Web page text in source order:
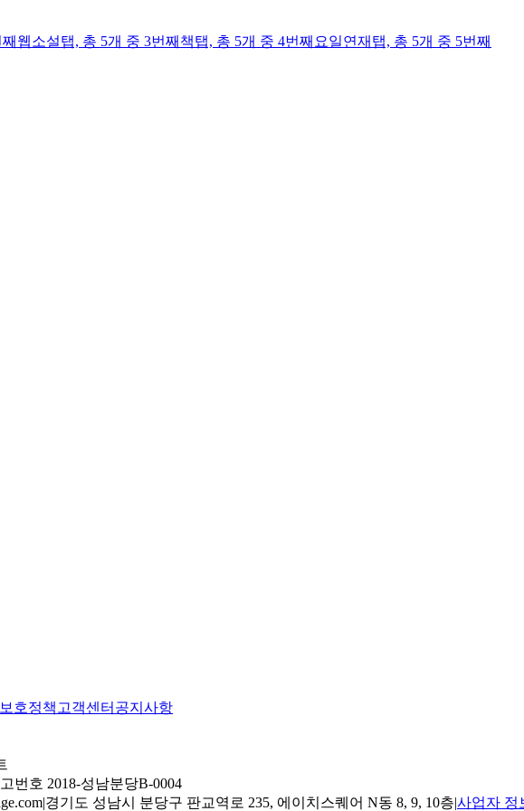
웹소설탭, 총 5개 중 3번째 책탭, 총 5개 중 4번째 요일연재 탭, 총 5개 중 5번째
호정책 고객센터 공지사항
번호 2018-성남분당B-0004
|경기도 성남시 분당구 판교역로 235, 에이치스퀘어 N동 8, 9, 10층|사업자 정